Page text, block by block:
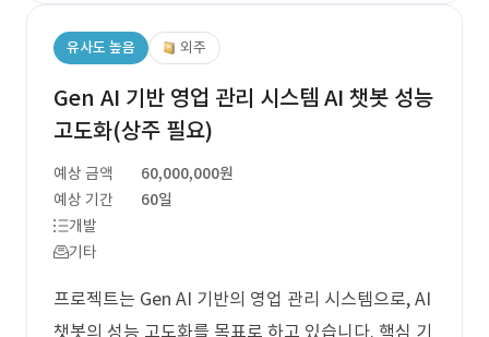
유사도 높음 외주
Gen AI 기반 영업 관리 시스템 AI 챗봇 성능
고도화(상주 필요)
예상 금액
60,000,000원
예상 기간
60일
개발
기타
프로젝트는 Gen AI 기반의 영업 관리 시스템으로, AI
챗봇의 성능 고도화를 목표로 하고 있습니다. 핵심 기